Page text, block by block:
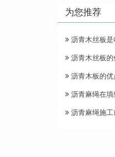
为您推荐
沥青木丝板是
沥青木丝板的
沥青木板的优
沥青麻绳在填
沥青麻绳施工